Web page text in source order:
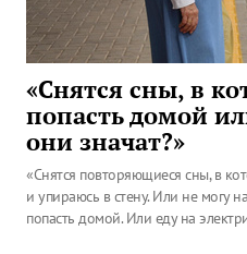
«Снятся сны, в
попасть домой
они значат?»
«Снятся повторяющиеся сны, в
и упираюсь в стену. Или не могу
попасть домой. Или еду на